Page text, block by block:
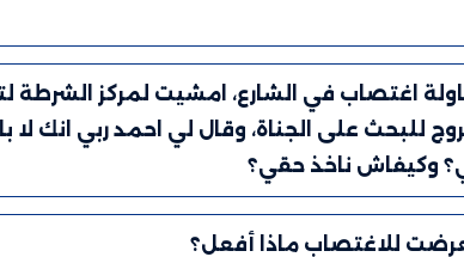
اغتصاب في الشارع، امشيت لمركز الشرطة
للبحث على الجناة، وقال لي احمد ربي انك
وكيفاش ناخذ حقي؟
للاغتصاب ماذا أفعل؟